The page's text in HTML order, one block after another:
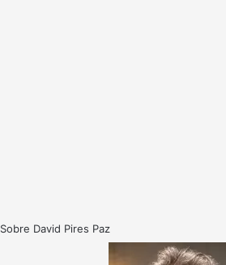
Sobre David Pires Paz